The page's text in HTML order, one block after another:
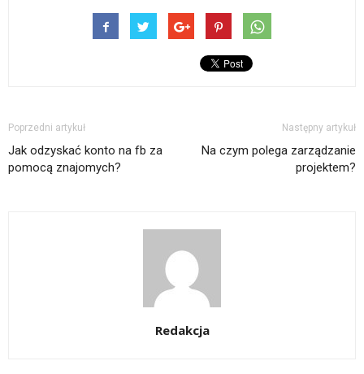
Poprzedni artykuł
Jak odzyskać konto na fb za
pomocą znajomych?
Następny artykuł
Na czym polega zarządzanie
projektem?
Redakcja